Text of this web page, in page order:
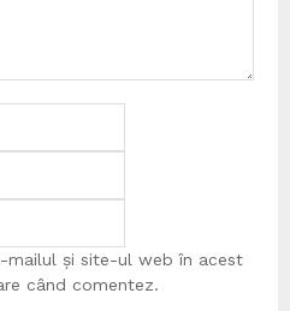
mailul și site-ul web în acest
când comentez.